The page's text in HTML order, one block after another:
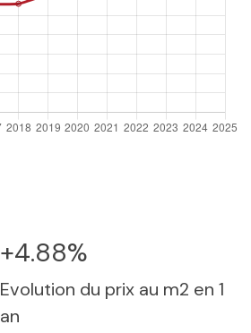
+4.88%
Evolution du prix au m2 en 1
an